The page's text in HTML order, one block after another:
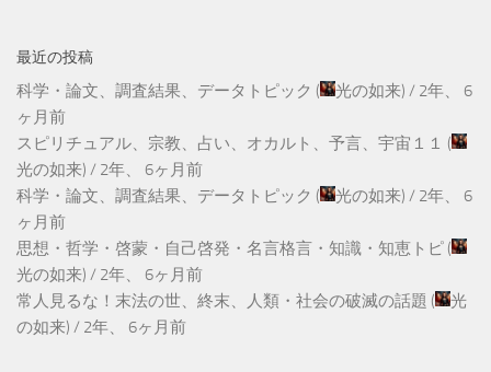
最近の投稿
科学・論文、調査結果、データトピック ( 光の如来) / 2年、 6
ヶ月前
スピリチュアル、宗教、占い、オカルト、予言、宇宙１１ (
光の如来) / 2年、 6ヶ月前
科学・論文、調査結果、データトピック ( 光の如来) / 2年、 6
ヶ月前
思想・哲学・啓蒙・自己啓発・名言格言・知識・知恵トピ (
光の如来) / 2年、 6ヶ月前
常人見るな！末法の世、終末、人類・社会の破滅の話題 (
光
の如来) / 2年、 6ヶ月前